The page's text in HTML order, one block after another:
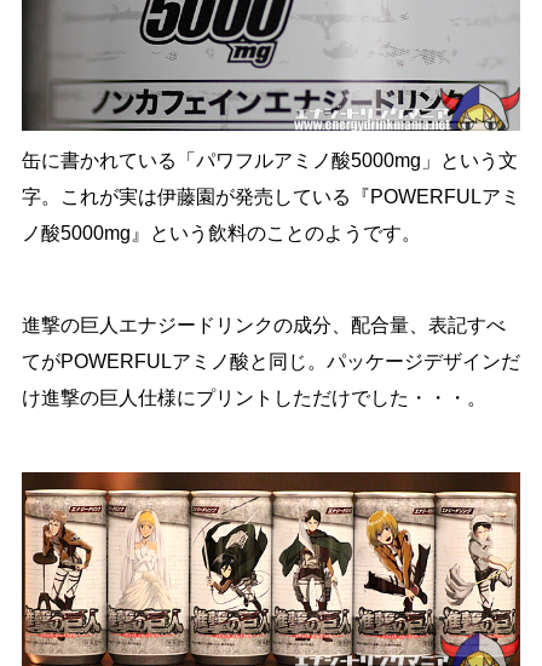
缶に書かれている「パワフルアミノ酸5000mg」という文
字。これが実は伊藤園が発売している『POWERFULアミ
ノ酸5000mg』という飲料のことのようです。
進撃の巨人エナジードリンクの成分、配合量、表記すべ
てがPOWERFULアミノ酸と同じ。パッケージデザインだ
け進撃の巨人仕様にプリントしただけでした・・・。